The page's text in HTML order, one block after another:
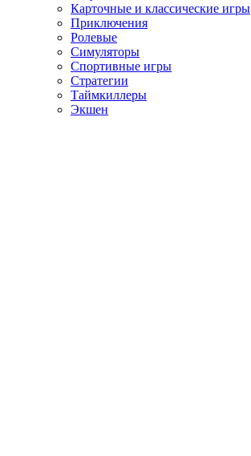
Карточные и классические игры
Приключения
Ролевые
Симуляторы
Спортивные игры
Стратегии
Таймкиллеры
Экшен